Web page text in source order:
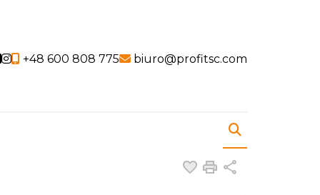
Social link
Social link
+48 600 808 775 biuro@profitsc.com
Dodaj do
Drukuj